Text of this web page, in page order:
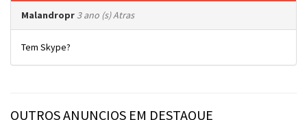
Malandropr 3 ano (s) Atras
Tem Skype?
OUTROS ANUNCIOS EM DESTAQUE